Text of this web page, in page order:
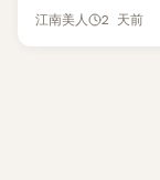
病歲月時忍不住落
江南美人 2 天前